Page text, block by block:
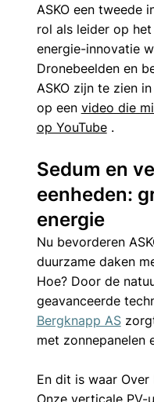
ASKO een tweede
rol als leider op
energie-innovatie
Dronebeelden en
ASKO zijn te zien in
op een video die
op YouTube .
Sedum en
eenheden:
energie
Nu bevorderen
duurzame daken
Hoe? Door de
geavanceerde
Bergknapp AS
met zonnepanelen
En dit is waar
Onze verticale PV-